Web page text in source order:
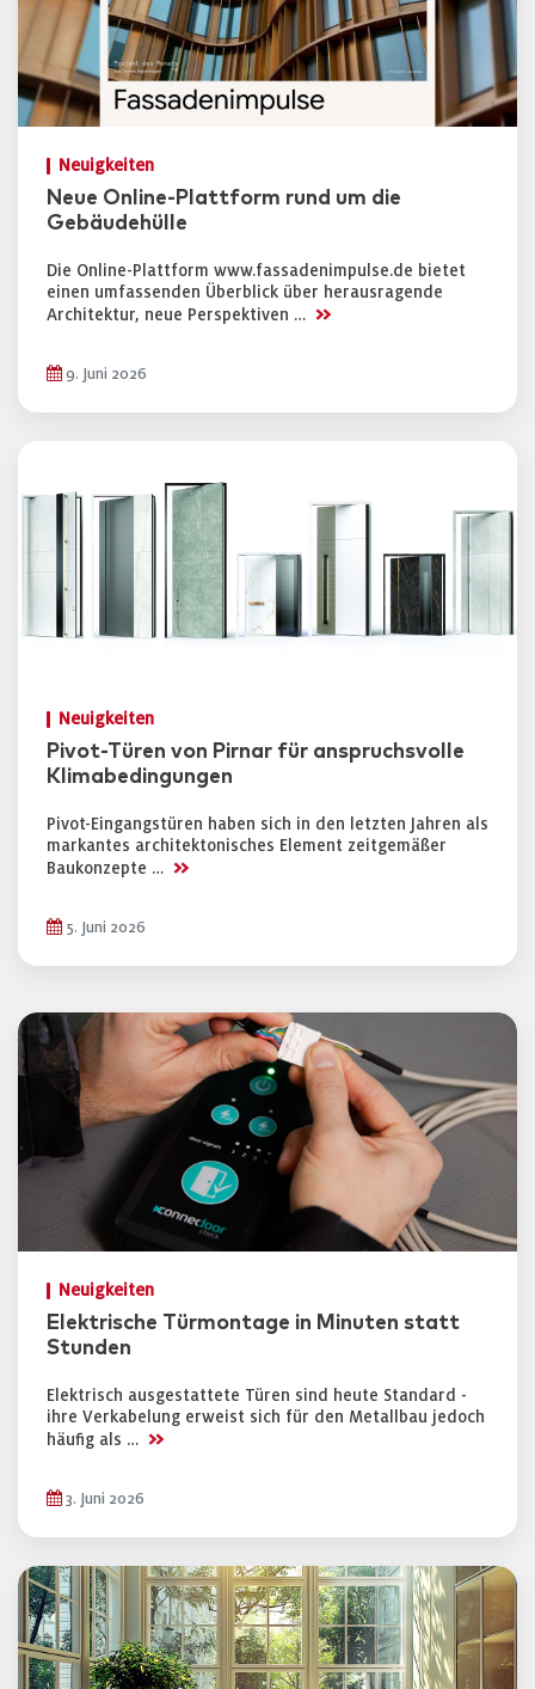
Neuigkeiten
Neue Online-Plattform rund um die
Gebäudehülle
Die Online-Plattform www.fassadenimpulse.de bietet
einen umfassenden Überblick über herausragende
Architektur, neue Perspektiven … >>
9. Juni 2026
Neuigkeiten
Pivot-Türen von Pirnar für anspruchsvolle
Klimabedingungen
Pivot-Eingangstüren haben sich in den letzten Jahren als
markantes architektonisches Element zeitgemäßer
Baukonzepte … >>
5. Juni 2026
Neuigkeiten
Elektrische Türmontage in Minuten statt
Stunden
Elektrisch ausgestattete Türen sind heute Standard -
ihre Verkabelung erweist sich für den Metallbau jedoch
häufig als … >>
3. Juni 2026